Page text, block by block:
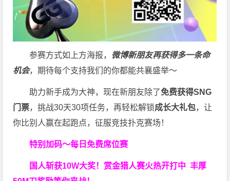
参赛方式如上方海报， 微博新朋友再获得多一条命
机会，期待每个支持我们的你都能共襄盛举～
助力新手成为大神，现在新朋友除了免费获得SNG
门票，挑战30天30项任务，再轻松解锁成长大礼包，让
你比别人赢在起跑点，征服竞技扑克赛场！
特别加码～每日免费席位赛
国人斩获10W大奖！ 赏金猎人赛火热开打中 丰厚